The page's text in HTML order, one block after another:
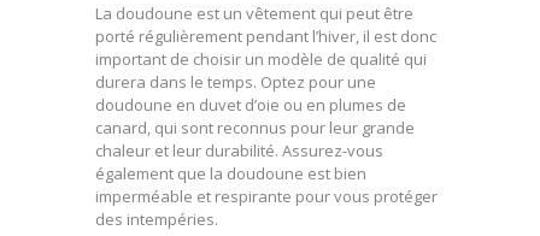
La doudoune est un vêtement qui peut être
porté régulièrement pendant l’hiver, il est donc
important de choisir un modèle de qualité qui
durera dans le temps. Optez pour une
doudoune en duvet d’oie ou en plumes de
canard, qui sont reconnus pour leur grande
chaleur et leur durabilité. Assurez-vous
également que la doudoune est bien
imperméable et respirante pour vous protéger
des intempéries.